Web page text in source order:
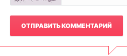
ОТПРАВИТЬ КОММЕНТАРИЙ